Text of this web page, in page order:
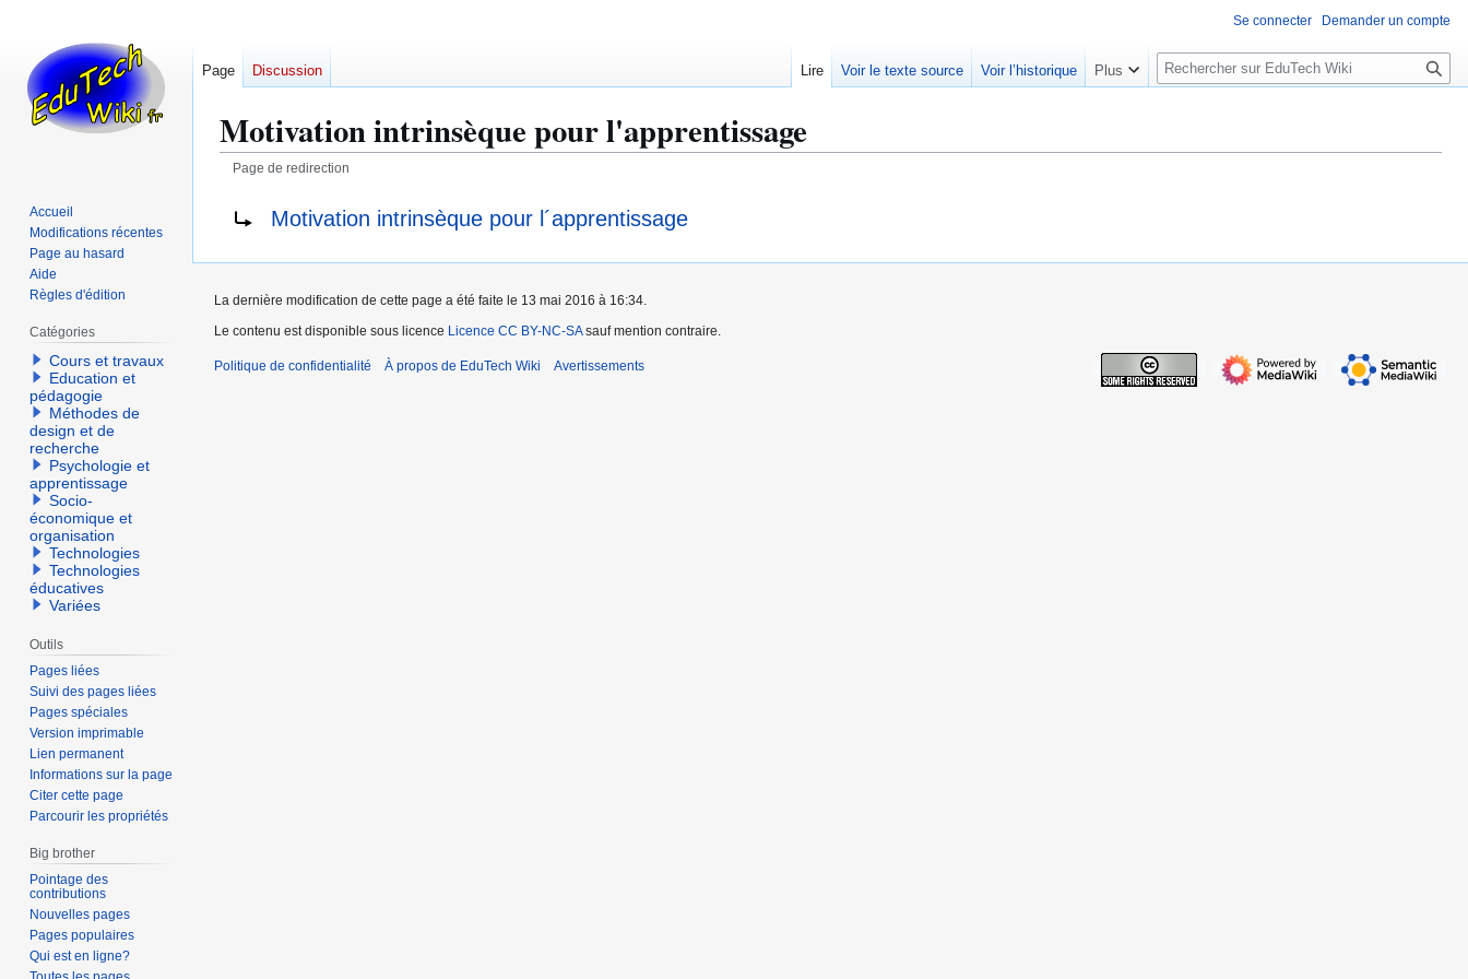
Motivation intrinsèque pour l'apprentissage
Page de redirection
Rediriger vers :Motivation intrinsèque pour l´apprentissage
Se connecter Demander un compte
Page Discussion Lire Voir le texte source Voir l’historique Plus
R
e
e
e
Accueil
Modifications récentes
Page au hasard
Aide
Règles d'édition
Catégories
Cours et travaux
Education et
pédagogie
Méthodes de
design et de
recherche
Psychologie et
apprentissage
Socio-
économique et
organisation
Technologies
Technologies
éducatives
Variées
Outils
Pages liées
Suivi des pages liées
Pages spéciales
Version imprimable
Lien permanent
Informations sur la page
Citer cette page
Parcourir les propriétés
Big brother
Pointage des
contributions
Nouvelles pages
Pages populaires
Qui est en ligne?
La dernière modification de cette page a été faite le 13 mai 2016 à 16:34.
Le contenu est disponible sous licence Licence CC BY-NC-SAsauf mention contraire.
Politique de confidentialité À propos de EduTech Wiki Avertissements